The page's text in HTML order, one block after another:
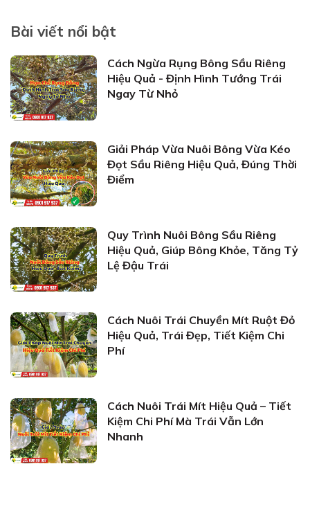
Bài viết nổi bật
Cách Ngừa Rụng Bông Sầu Riêng
Hiệu Quả - Định Hình Tướng Trái
Ngay Từ Nhỏ
Giải Pháp Vừa Nuôi Bông Vừa Kéo
Đọt Sầu Riêng Hiệu Quả, Đúng Thời
Điểm
Quy Trình Nuôi Bông Sầu Riêng
Hiệu Quả, Giúp Bông Khỏe, Tăng Tỷ
Lệ Đậu Trái
Cách Nuôi Trái Chuyền Mít Ruột Đỏ
Hiệu Quả, Trái Đẹp, Tiết Kiệm Chi
Phí
Cách Nuôi Trái Mít Hiệu Quả – Tiết
Kiệm Chi Phí Mà Trái Vẫn Lớn
Nhanh